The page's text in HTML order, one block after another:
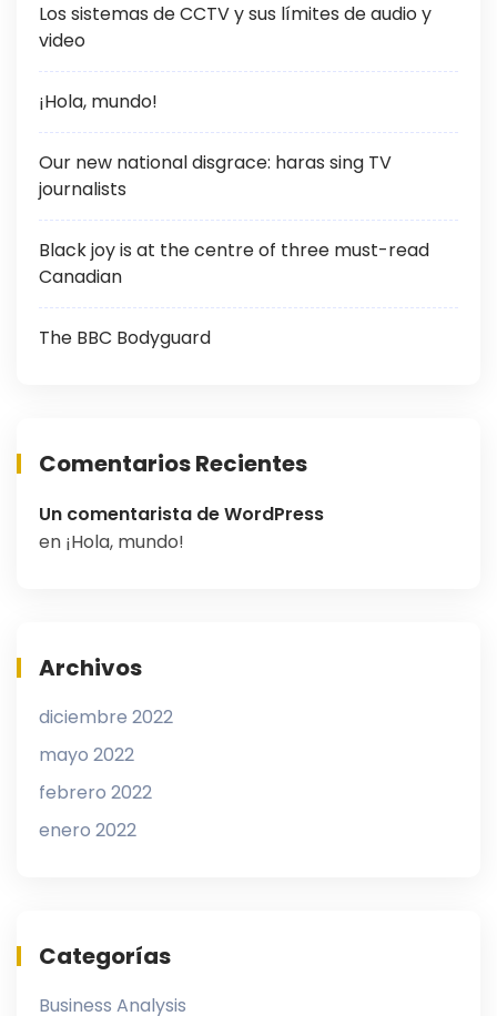
Los sistemas de CCTV y sus límites de audio y
video
¡Hola, mundo!
Our new national disgrace: haras sing TV
journalists
Black joy is at the centre of three must-read
Canadian
The BBC Bodyguard
Comentarios Recientes
Un comentarista de WordPress
en ¡Hola, mundo!
Archivos
diciembre 2022
mayo 2022
febrero 2022
enero 2022
Categorías
Business Analysis